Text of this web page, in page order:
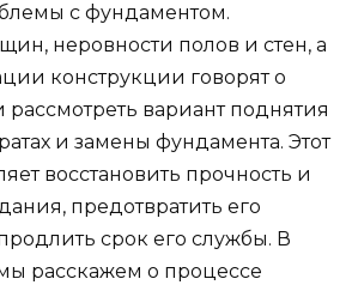
с фундаментом.
неровности полов и стен, а
конструкции говорят о
вариант поднятия
и замены фундамента. Этот
восстановить прочность и
предотвратить его
срок его службы. В
расскажем о процессе